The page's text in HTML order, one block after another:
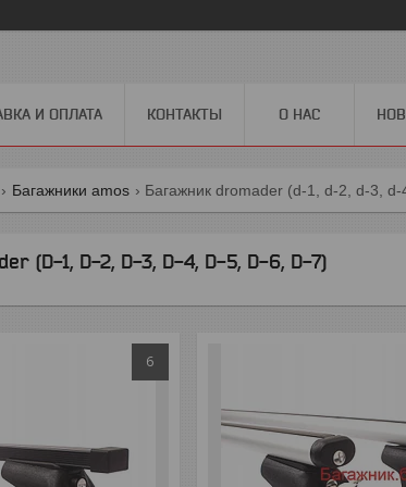
И ОПЛАТА КОНТАКТЫ О НАС
Багажники amos Багажник dromader (d-1, d-2, d-3,
(D-1, D-2, D-3, D-4, D-5, D-6, D-7)
6